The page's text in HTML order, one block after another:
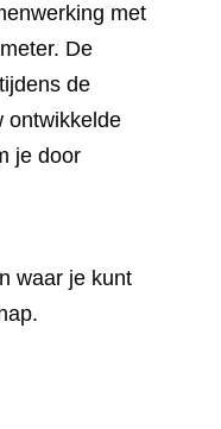
met
De
de
ontwikkelde
je door
waar je kunt